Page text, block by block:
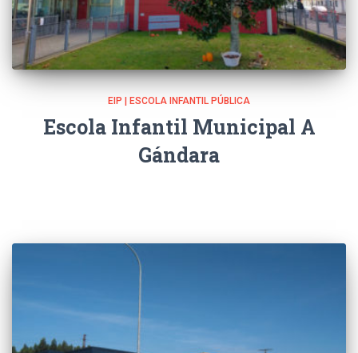
EIP | ESCOLA INFANTIL PÚBLICA
Escola Infantil Municipal A
Gándara